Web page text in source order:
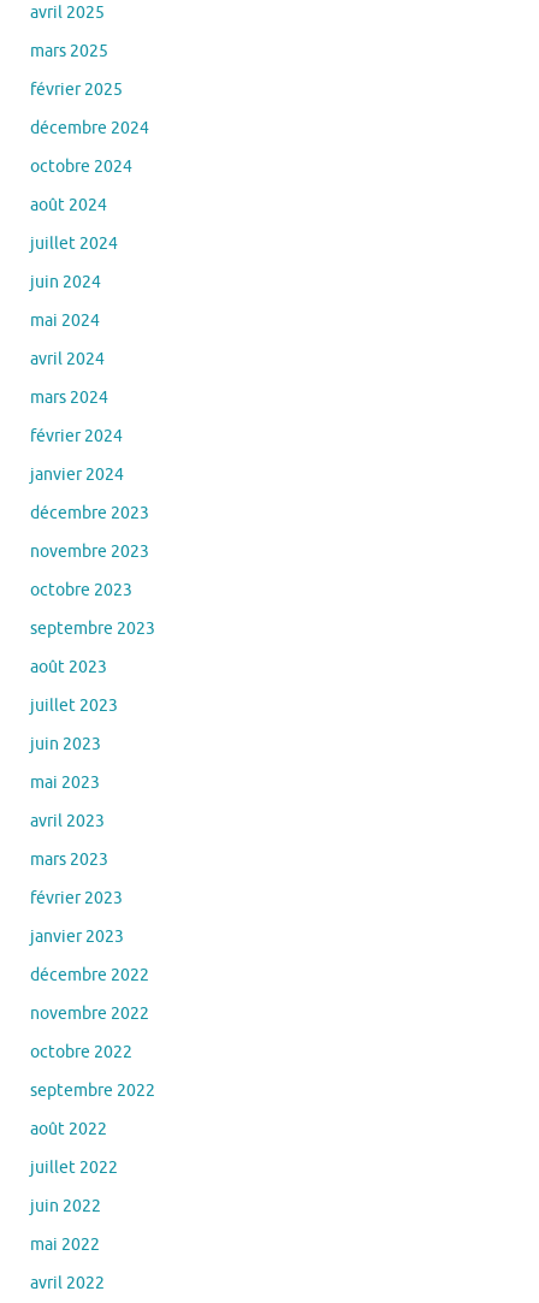
avril 2025
mars 2025
février 2025
décembre 2024
octobre 2024
août 2024
juillet 2024
juin 2024
mai 2024
avril 2024
mars 2024
février 2024
janvier 2024
décembre 2023
novembre 2023
octobre 2023
septembre 2023
août 2023
juillet 2023
juin 2023
mai 2023
avril 2023
mars 2023
février 2023
janvier 2023
décembre 2022
novembre 2022
octobre 2022
septembre 2022
août 2022
juillet 2022
juin 2022
mai 2022
avril 2022